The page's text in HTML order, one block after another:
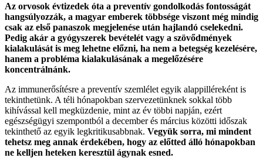
lépésben
bejegyzéshez
Az orvosok évtizedek óta a preventív gondolkodás fontosságát
hangsúlyozzák, a magyar emberek többsége viszont még mindig
csak az első panaszok megjelenése után hajlandó cselekedni.
Pedig akár a gyógyszerek bevételét vagy a szövődmények
kialakulását is meg lehetne előzni, ha nem a betegség kezelésére,
hanem a probléma kialakulásának a megelőzésére
koncentrálnánk.
Az immunerősítésre a preventív szemlélet egyik alappilléreként is
tekinthetünk. A téli hónapokban szervezetünknek sokkal több
kihívással kell megküzdenie, mint az év többi napján, ezért
egészségügyi szempontból a december és március közötti időszak
tekinthető az egyik legkritikusabbnak. Vegyük sorra, mi mindent
tehetsz meg annak érdekében, hogy az előtted álló hónapokban
ne kelljen heteken keresztül ágynak esned.